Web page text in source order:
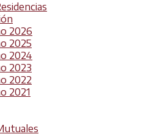
2026
2025
2024
2023
2022
2021